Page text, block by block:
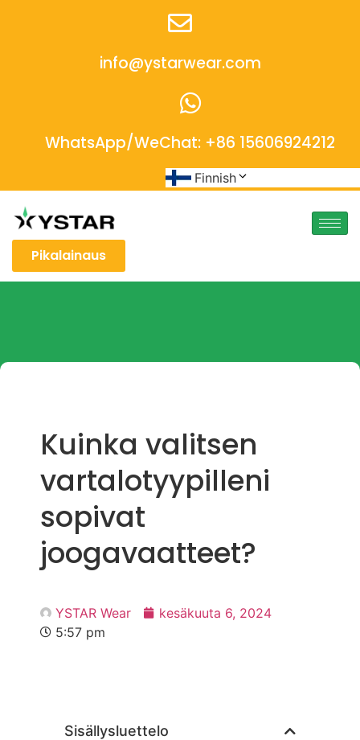
info@ystarwear.com
WhatsApp/WeChat: +86 15606924212
Finnish
Pikalainaus
Kuinka valitsen
vartalotyypilleni
sopivat
joogavaatteet?
YSTAR Wear
kesäkuuta 6, 2024
5:57 pm
Sisällysluettelo